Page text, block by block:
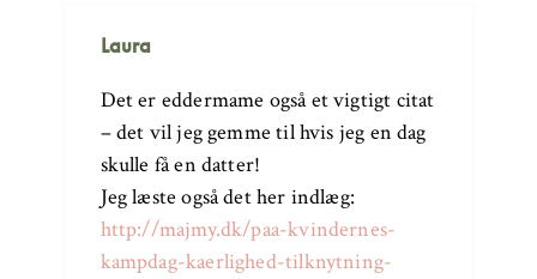
Laura
Det er eddermame også et vigtigt citat
– det vil jeg gemme til hvis jeg en dag
skulle få en datter!
Jeg læste også det her indlæg:
http://majmy.dk/paa-kvindernes-
kampdag-kaerlighed-tilknytning-